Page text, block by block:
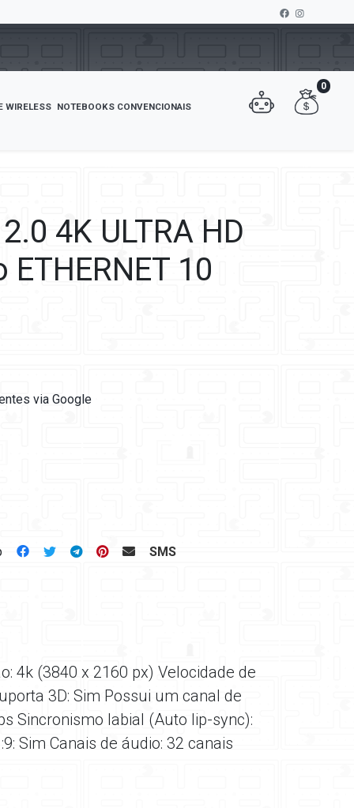
0
WIRELESS
NOTEBOOKS CONVENCIONAIS
4K ULTRA HD
ETHERNET 10
via Google
SMS
4k (3840 x 2160 px) Velocidade de
3D: Sim Possui um canal de
Sincronismo labial (Auto lip-sync):
Sim Canais de áudio: 32 canais